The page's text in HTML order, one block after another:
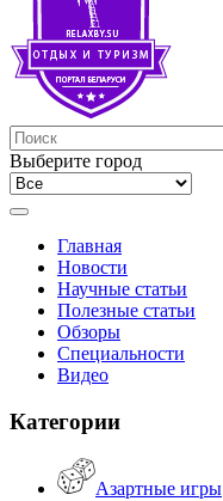
Выберите город
Главная
Новости
Научные статьи
Полезные статьи
Обзоры
Специальности
Видео
Категории
Азартные игры